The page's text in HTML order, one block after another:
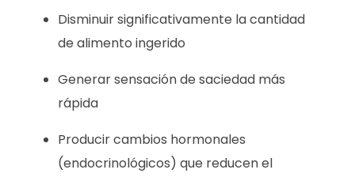
Disminuir significativamente la cantidad
de alimento ingerido
Generar sensación de saciedad más
rápida
Producir cambios hormonales
(endocrinológicos) que reducen el